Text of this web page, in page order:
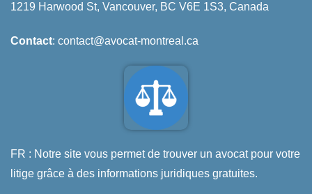
1219 Harwood St, Vancouver, BC V6E 1S3, Canada
Contact: contact@avocat-montreal.ca
FR : Notre site vous permet de trouver un avocat pour votre
litige grâce à des informations juridiques gratuites.